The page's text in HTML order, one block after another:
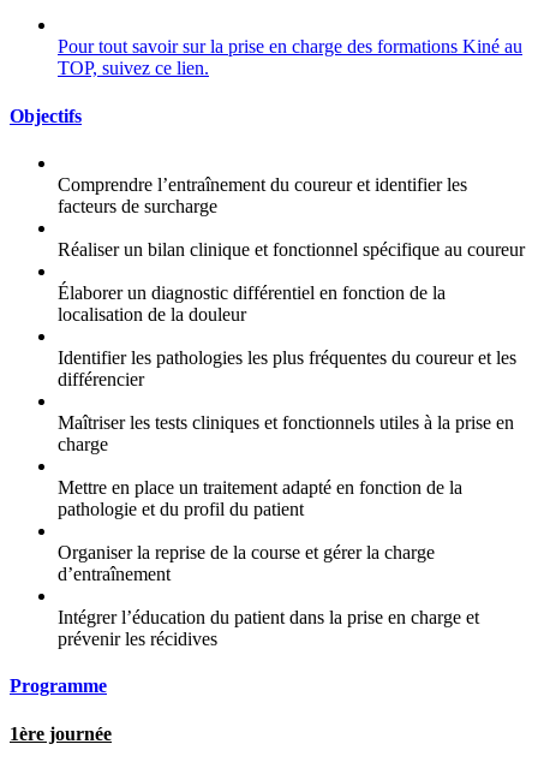
Pour tout savoir sur la prise en charge des formations Kiné au
TOP, suivez ce lien.
Objectifs
Comprendre l’entraînement du coureur et identifier les
facteurs de surcharge
Réaliser un bilan clinique et fonctionnel spécifique au coureur
Élaborer un diagnostic différentiel en fonction de la
localisation de la douleur
Identifier les pathologies les plus fréquentes du coureur et les
différencier
Maîtriser les tests cliniques et fonctionnels utiles à la prise en
charge
Mettre en place un traitement adapté en fonction de la
pathologie et du profil du patient
Organiser la reprise de la course et gérer la charge
d’entraînement
Intégrer l’éducation du patient dans la prise en charge et
prévenir les récidives
Programme
1ère journée